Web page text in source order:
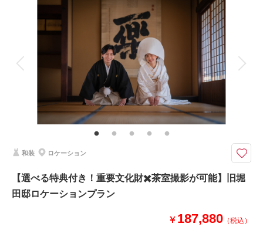
相談予約する
来店・オンライン
撮影日の空き
を確認する
撮影料 新郎衣装1着
着付け ヘアメイク 小物一式
データ 200 カット 台紙付写真
会食 挙式
家族と撮影 家族用衣装レンタル ペットと撮影
その他含むもの
出張料 / ヘアメイクアテンド / ライブレタッチ
誰もがワクワクする場所で特別な撮影を
なんと！空の玄関、成田空港で撮影プランが登場です。
迫力ある飛行機を背景に、空港というロケーションを生かしたここでしか撮
れないお写真が残せます。
空港が好き・飛行機が好き・旅行が好き、そんなおふたりにぴったり！
一生の思い出にになること間違いなしです。
和装 ロケーション
【選べる特典付き！重要文化財✖️茶室撮影が可能】旧堀
田邸ロケーションプラン
￥ 187,880 （税込）